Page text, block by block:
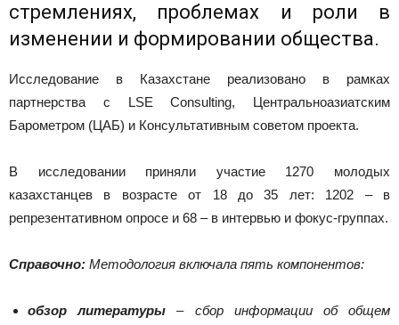
стремлениях, проблемах и роли в
изменении и формировании общества.
Исследование в Казахстане реализовано в рамках
партнерства с LSE Consulting, Центральноазиатским
Барометром (ЦАБ) и Консультативным советом проекта.
В исследовании приняли участие 1270 молодых
казахстанцев в возрасте от 18 до 35 лет: 1202 – в
репрезентативном опросе и 68 – в интервью и фокус-группах.
Справочно: Методология включала пять компонентов:
обзор литературы – сбор информации об общем